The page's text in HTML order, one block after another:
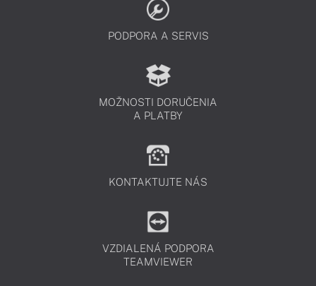
PODPORA A SERVIS
MOŽNOSTI DORUČENIA
A PLATBY
KONTAKTUJTE NÁS
VZDIALENÁ PODPORA
TEAMVIEWER